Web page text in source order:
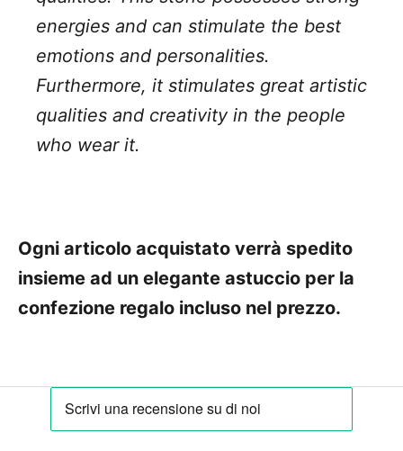
energies and can stimulate the best
emotions and personalities.
Furthermore, it stimulates great artistic
qualities and creativity in the people
who wear it.
Ogni articolo acquistato verrà spedito
insieme ad un elegante astuccio per la
confezione regalo incluso nel prezzo.